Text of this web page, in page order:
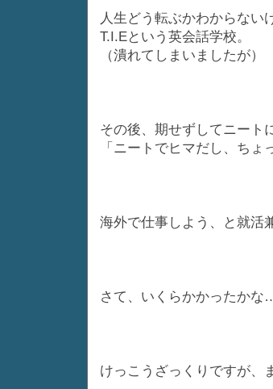
人生どう転ぶかわからない
T.I.Eという英会話学校。
（潰れてしまいましたが）
その後、期せずしてニート
「ニートでヒマだし、ち
海外で仕事しよう、と就活
さて、いくらかかったかな
けっこうざっくりですが、